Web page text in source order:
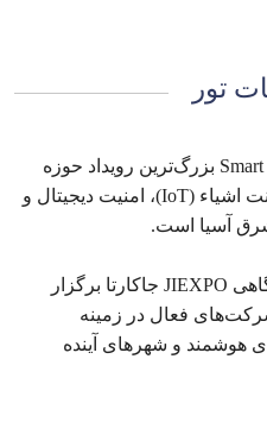
تور
نمایشگاه Smart Home + City Indonesia بزرگ‌ترین رویداد حوزه
فناوری‌های هوشمند خانگی، اینترنت اشیاء (IoT)، امنیت دیجیتال و
آسیا است.
این رویداد سالانه در مرکز نمایشگاهی JIEXPO جاکارتا برگزار
فعال در زمینه
هوشمند و شهرهای آینده